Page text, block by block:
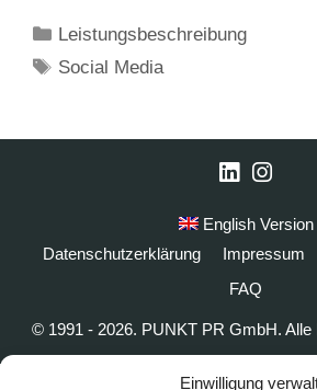
Einwilligung
Kategorien
Leistungsbeschreibung
Schlagwörter
Social Media
LinkedIn
English Version
Datenschutzerklärung
Impressum
FAQ
© 1991 - 2026. PUNKT PR GmbH. Alle